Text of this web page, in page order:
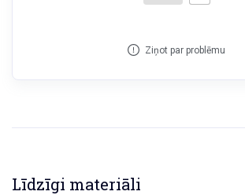
Ziņot par problēmu
Līdzīgi materiāli